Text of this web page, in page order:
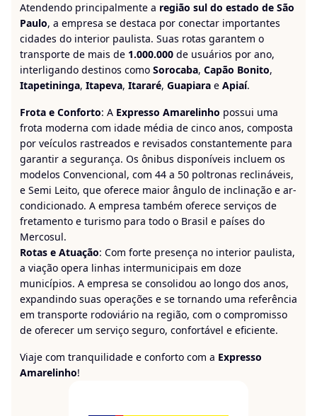
Atendendo principalmente a região sul do estado de São
Paulo, a empresa se destaca por conectar importantes
cidades do interior paulista. Suas rotas garantem o
transporte de mais de 1.000.000 de usuários por ano,
interligando destinos como Sorocaba, Capão Bonito,
Itapetininga, Itapeva, Itararé, Guapiara e Apiaí.
Frota e Conforto: A Expresso Amarelinho possui uma
frota moderna com idade média de cinco anos, composta
por veículos rastreados e revisados constantemente para
garantir a segurança. Os ônibus disponíveis incluem os
modelos Convencional, com 44 a 50 poltronas reclináveis,
e Semi Leito, que oferece maior ângulo de inclinação e ar-
condicionado. A empresa também oferece serviços de
fretamento e turismo para todo o Brasil e países do
Mercosul.
Rotas e Atuação: Com forte presença no interior paulista,
a viação opera linhas intermunicipais em doze
municípios. A empresa se consolidou ao longo dos anos,
expandindo suas operações e se tornando uma referência
em transporte rodoviário na região, com o compromisso
de oferecer um serviço seguro, confortável e eficiente.
Viaje com tranquilidade e conforto com a Expresso
Amarelinho!